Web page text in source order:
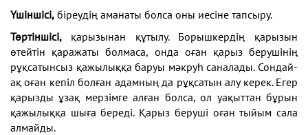
Үшіншісі, біреудің аманаты болса оны иесіне тапсыру.
Төртіншісі, қарызынан құтылу. Борышкердің қарызын
өтейтін қаражаты болмаса, онда оған қарыз берушінің
рұқсатынсыз қажылыққа баруы мәкруһ саналады. Сондай-
ақ оған кепіл болған адамның да рұқсатын алу керек. Егер
қарызды ұзақ мерзімге алған болса, ол уақыттан бұрын
қажылыққа шыға береді. Қарыз беруші оған тыйым сала
алмайды.